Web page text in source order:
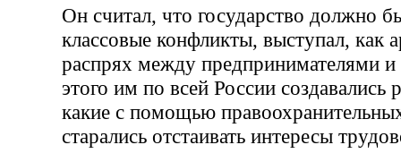
Он считал, что государство должно
классовые конфликты, выступал, как
распрях между предпринимателями
этого им по всей России создавались
какие с помощью
старались отстаивать интересы